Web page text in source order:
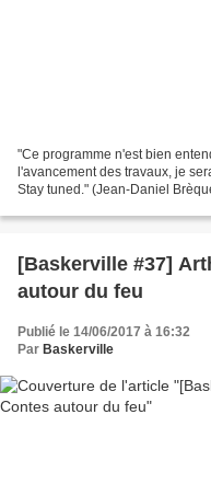
"Ce programme n'est bien
l'avancement des travaux, je
Stay tuned." (Jean-Daniel
[Baskerville #37]
autour du feu
Publié le 14/06/2017 à 16:32
Par Baskerville